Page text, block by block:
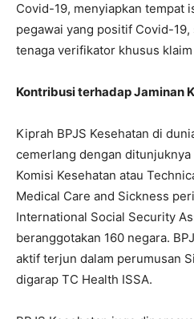
Covid-19, menyiapkan tempat
pegawai yang positif Covid-
tenaga verifikator khusus
Kontribusi terhadap Jaminan
Kiprah BPJS Kesehatan di
cemerlang dengan
Komisi Kesehatan atau
Medical Care and Sickness
International Social Security
beranggotakan 160 negara.
aktif terjun dalam perumusan
digarap TC Health ISSA.